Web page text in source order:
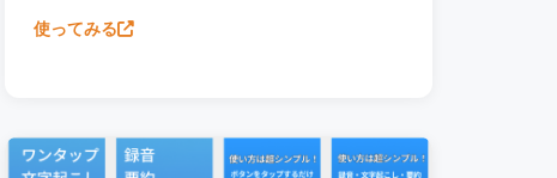
使ってみる